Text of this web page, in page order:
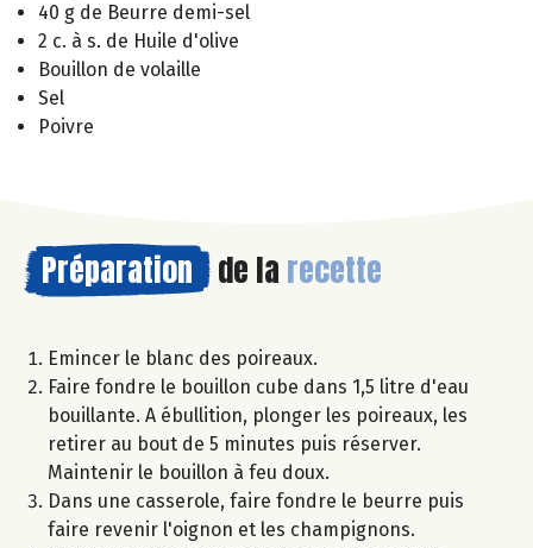
40 g de Beurre demi-sel
2 c. à s. de Huile d'olive
Bouillon de volaille
Sel
Poivre
Préparation de la recette
Emincer le blanc des poireaux.
Faire fondre le bouillon cube dans 1,5 litre d'eau
bouillante. A ébullition, plonger les poireaux, les
retirer au bout de 5 minutes puis réserver.
Maintenir le bouillon à feu doux.
Dans une casserole, faire fondre le beurre puis
faire revenir l'oignon et les champignons.